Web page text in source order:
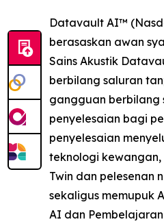
Datavault AI™
berasaskan awan
Sains Akustik
berbilang saluran
gangguan berbilang
penyelesaian bagi
penyelesaian
teknologi
Twin dan pelesenan
sekaligus memupuk
AI dan